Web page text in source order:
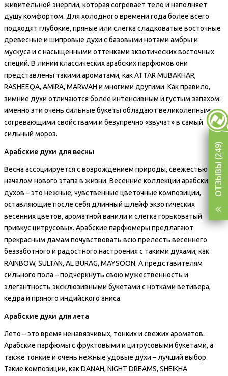
живительной энергии, которая согревает тело и наполняет
душу комфортом. Для холодного времени года более всего
подходят глубокие, пряные или слегка сладковатые восточные
древесные и шипровые духи с базовыми нотами амбры и
мускуса и с насыщенными оттенками экзотических восточных
специй. В линии классических арабских парфюмов они
представлены такими ароматами, как ATTAR MUBAKHAR,
RASHEEQA, AMIRA, MARWAH и многими другими. Как правило,
зимние духи отличаются более интенсивным и густым запахом:
именно эти очень сильные букеты обладают великолепными
согревающими свойствами и безупречно «звучат» в самый
сильный мороз.
Арабские духи для весны
Весна ассоциируется с возрождением природы, свежестью и
началом нового этапа в жизни. Весенние коллекции арабских
духов – это нежные, чувственные цветочные композиции,
оставляющие после себя длинный шлейф экзотических
весенних цветов, ароматной ванили и слегка горьковатый
привкус цитрусовых. Арабские парфюмеры предлагают
прекрасным дамам почувствовать всю прелесть весеннего
беззаботного и радостного настроения с такими духами, как
RAINBOW, SULTAN, AL BURAG, MAYSOON. А представителям
сильного пола – подчеркнуть свою мужественность и
элегантность эксклюзивными букетами с нотками ветивера,
кедра и пряного индийского аниса.
Арабские духи для лета
Лето – это время ненавязчивых, тонких и свежих ароматов.
Арабские парфюмы с фруктовыми и цитрусовыми букетами, а
также тонкие и очень нежные удовые духи – лучший выбор.
Такие композиции, как DANAH, NIGHT DREAMS, SHEIKHA
ОТЗЫВЫ (249)